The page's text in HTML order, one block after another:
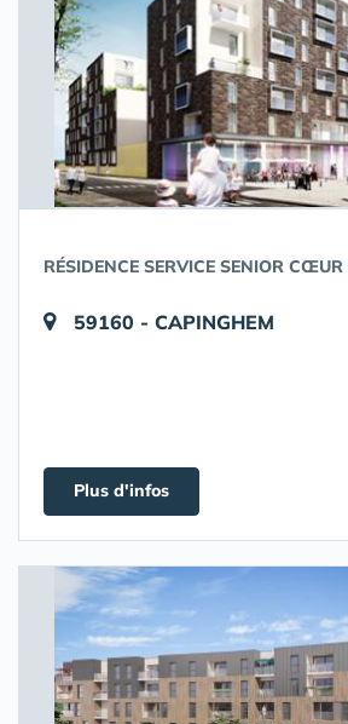
RÉSIDENCE SERVICE SENIOR
59160 - CAPINGHEM
Plus d'infos